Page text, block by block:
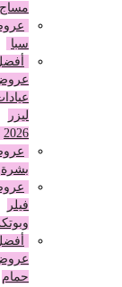
مساج
عروض
أفضل
عروض
عيادات
عروض
بشرة
عروض
وبوتكس
أفضل
عروض
حمام